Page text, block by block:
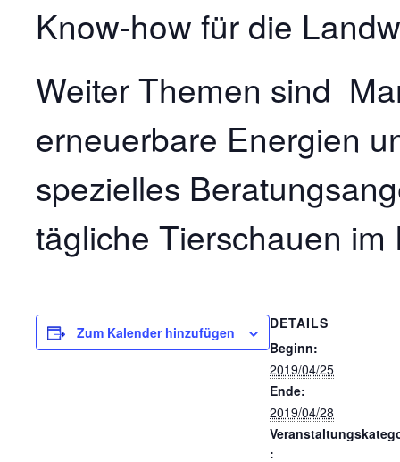
Know-how für die
Weiter Themen sind
erneuerbare Energien
spezielles
tägliche Tierschauen
Zum Kalender hinzufügen
DETAILS
Beginn:
2019/04/25
Ende:
2019/04/28
: